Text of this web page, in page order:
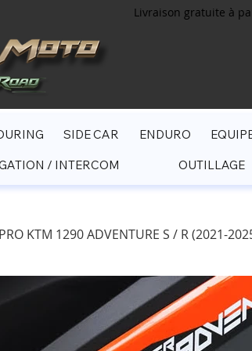
Livraison gratuite à
KTM 1290 ADVENTURE S / R (2021-
SIDE CAR ENDURO
/ INTERCOM OUTILLAGE